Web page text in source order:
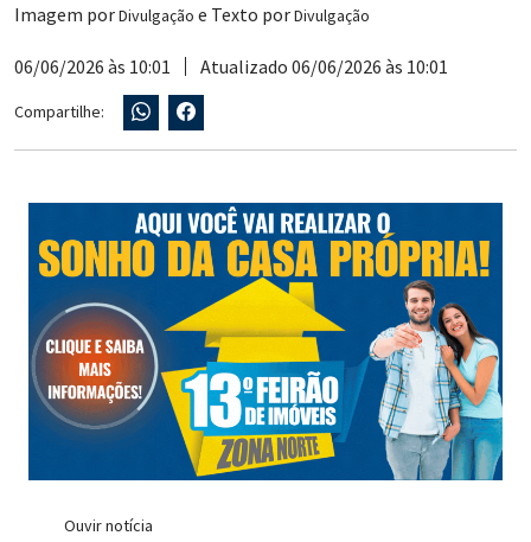
Imagem porDivulgação e Texto porDivulgação
06/06/2026 às 10:01 Atualizado 06/06/2026 às 10:01
Compartilhe:
Ouvir notícia